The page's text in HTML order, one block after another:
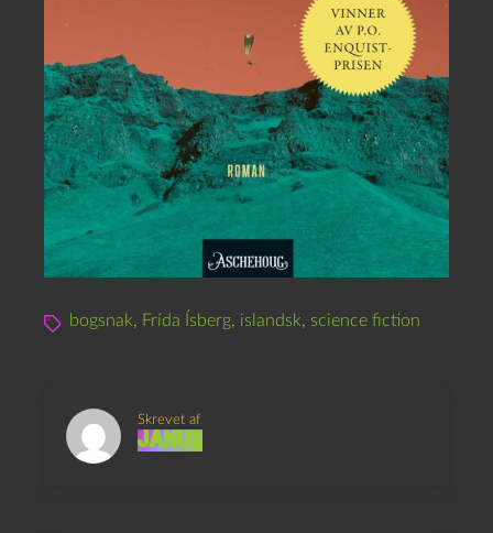
bogsnak, Frída Ísberg, islandsk, science fiction
Skrevet af
Janus